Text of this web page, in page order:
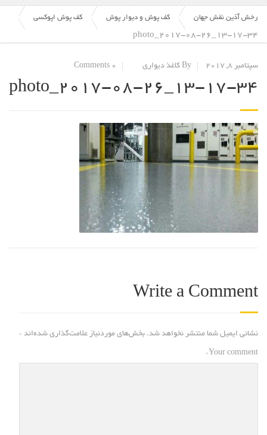
رخش آذین نقش جهان کف پوش و دیوار پوش کف پوش اپوکسی
photo_2017-08-26_13-17-34
سپتامبر 8, 2017 By کاغذ دیواری 0 Comments
photo_2017-08-26_13-17-34
Write a Comment
نشانی ایمیل شما منتشر نخواهد شد. بخش‌های موردنیاز علامت‌گذاری شده‌اند *
Your comment
*